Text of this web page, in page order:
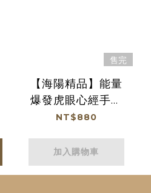
售完
【海陽精品】能量
爆發虎眼心經手鍊
(廠商直出、不參加
NT$880
加入購物車